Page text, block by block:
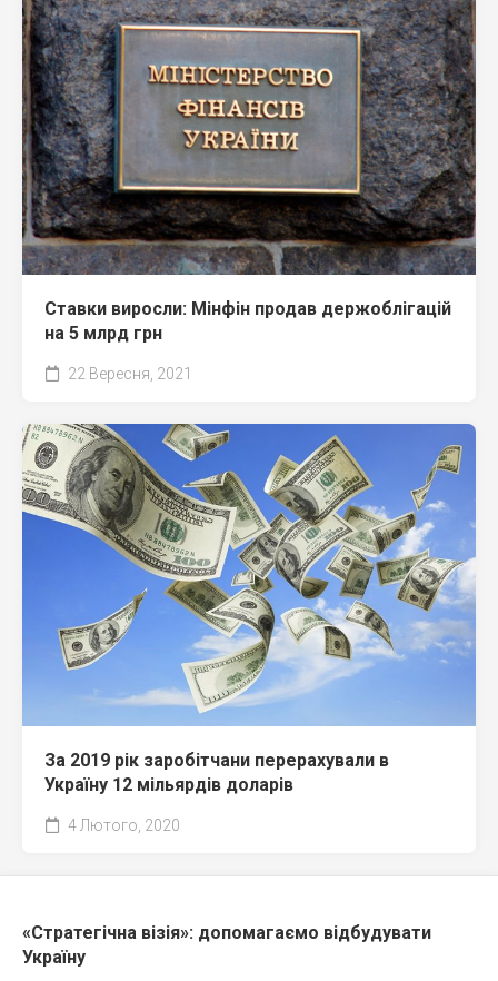
Ставки виросли: Мінфін продав держоблігацій
на 5 млрд грн
22 Вересня, 2021
За 2019 рік заробітчани перерахували в
Україну 12 мільярдів доларів
4 Лютого, 2020
«Стратегічна візія»: допомагаємо відбудувати
Україну